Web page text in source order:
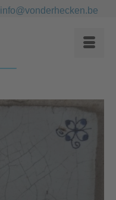
info@vonderhecken.be